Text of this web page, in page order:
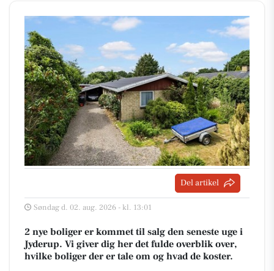
Del artikel
Søndag d. 02. aug. 2026 - kl. 13:01
2 nye boliger er kommet til salg den seneste uge i
Jyderup. Vi giver dig her det fulde overblik over,
hvilke boliger der er tale om og hvad de koster.